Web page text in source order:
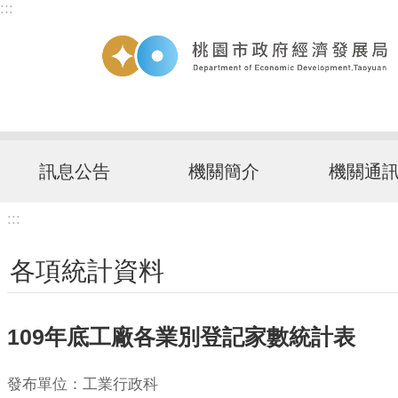
跳到主要內容區塊
:::
訊息公告 機關簡介 機關通
:::
各項統計資料
109年底工廠各業別登記家數統計表
發布單位：工業行政科